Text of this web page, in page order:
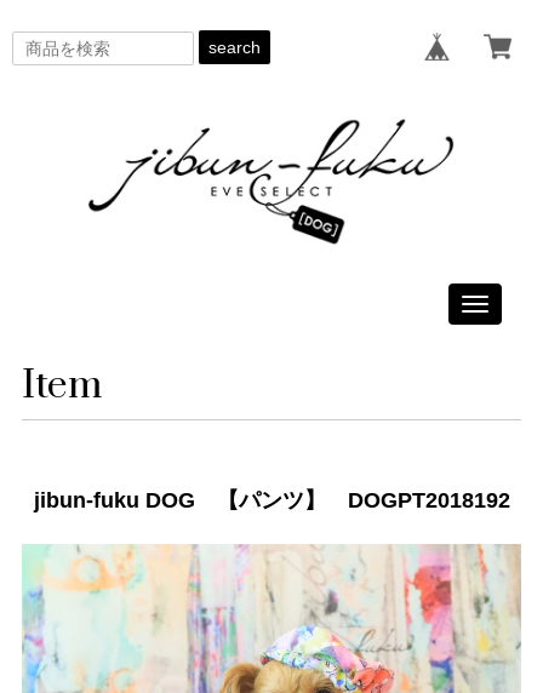
search
Toggle
Item
jibun-fuku DOG 【パンツ】 DOGPT2018192